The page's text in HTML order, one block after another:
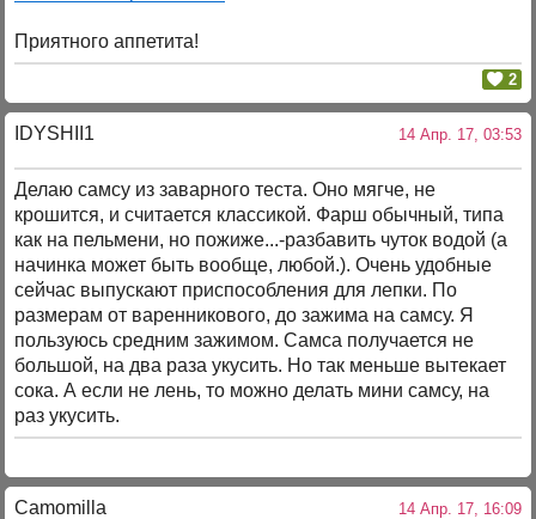
Приятного аппетита!
2
IDYSHII1 14 Апр. 17, 03:53
Делаю самсу из заварного теста. Оно мягче, не
крошится, и считается классикой. Фарш обычный, типа
как на пельмени, но пожиже...-разбавить чуток водой (а
начинка может быть вообще, любой.). Очень удобные
сейчас выпускают приспособления для лепки. По
размерам от варенникового, до зажима на самсу. Я
пользуюсь средним зажимом. Самса получается не
большой, на два раза укусить. Но так меньше вытекает
сока. А если не лень, то можно делать мини самсу, на
раз укусить.
Camomilla 14 Апр. 17, 16:09